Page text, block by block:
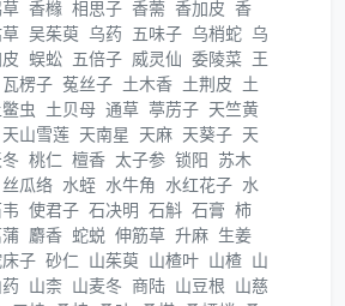
香橼 相思子 香薷 香加皮 香
吴茱萸 乌药 五味子 乌梢蛇 乌
蜈蚣 五倍子 威灵仙 委陵菜 王
瓦楞子 菟丝子 土木香 土荆皮 土
虫 土贝母 通草 葶苈子 天竺黄
天山雪莲 天南星 天麻 天葵子 天
桃仁 檀香 太子参 锁阳 苏木
丝瓜络 水蛭 水牛角 水红花子 水
使君子 石决明 石斛 石膏 柿
麝香 蛇蜕 伸筋草 升麻 生姜
子 砂仁 山茱萸 山楂叶 山楂 山
山柰 山麦冬 商陆 山豆根 山慈